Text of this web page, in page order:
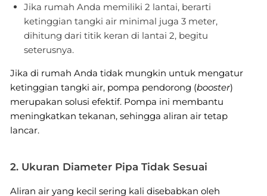
Jika rumah Anda memiliki 2 lantai, berarti
ketinggian tangki air minimal juga 3 meter,
dihitung dari titik keran di lantai 2, begitu
seterusnya.
Jika di rumah Anda tidak mungkin untuk mengatur
ketinggian tangki air, pompa pendorong (booster)
merupakan solusi efektif. Pompa ini membantu
meningkatkan tekanan, sehingga aliran air tetap
lancar.
2. Ukuran Diameter Pipa Tidak Sesuai
Aliran air yang kecil sering kali disebabkan oleh